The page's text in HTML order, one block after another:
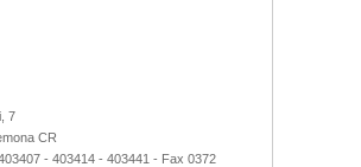
7
CR
- 403414 - 403441 - Fax 0372